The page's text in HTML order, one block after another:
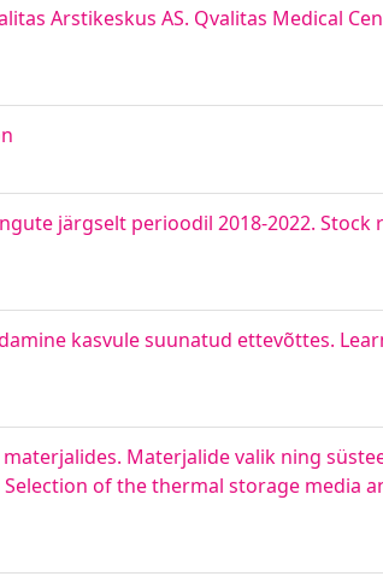
Arstikeskus AS. Qvalitas Medical
järgselt perioodil 2018-2022.
kasvule suunatud ettevõttes.
Materjalide valik ning
of the thermal storage media